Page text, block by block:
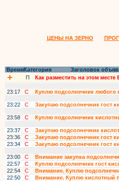
ЦЕНЫ НА ЗЕРНО
ВремяКатегория Заголовок
П
Как разместить на этом
23:17
С
Куплю подсолнечник любого
23:22
С
Закупаю подсолнечник гост
23:58
С
Куплю подсолнечник
23:37
С
Закупаю подсолнечник
23:36
С
Закупаю подсолнечник гост
23:34
С
Закупаю подсолнечник гост
23:00
С
Внимание закупка
22:57
С
Куплю подсолнечник гост
22:54
С
Внимание. Куплю
22:50
С
Внимание. Куплю кислотный